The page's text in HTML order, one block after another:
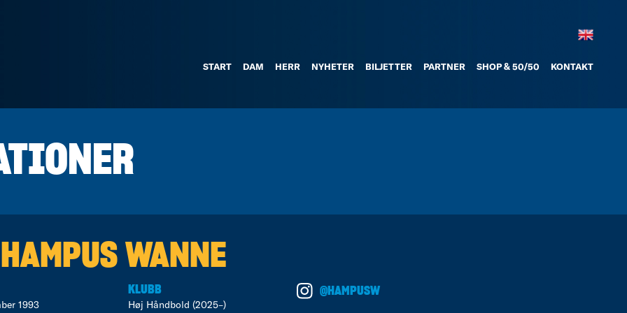
START DAM HERR NYHETER BILJETTER PARTNER SHOP & 50/50 KONTAKT
WANNE
1993
KLUBB
Høj Håndbold (2025–)
@HAMPUSW